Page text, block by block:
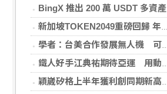
BingX 推出 200 萬 USDT 多資產交易活動，聚焦當前最受關注的市場趨勢
新加坡TOKEN2049重磅回歸 年度行業頂級盛會再度啟幕
學者：台美合作發展無人機 可降對中依賴強化嚇阻
鐵人好手江典祐期待亞運 用動漫名言激勵自己
穎崴矽格上半年獲利創同期新高 AI先進製程需求帶動